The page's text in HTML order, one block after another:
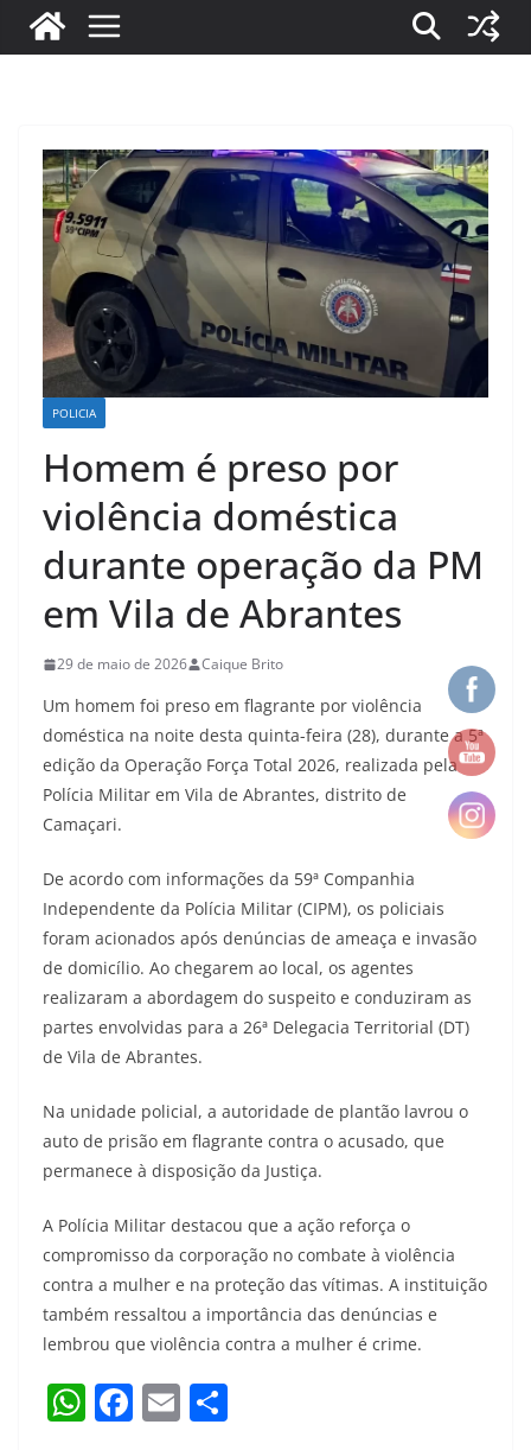
POLICIA
Homem é preso por
violência doméstica
durante operação da PM
em Vila de Abrantes
29 de maio de 2026 Caique Brito
Um homem foi preso em flagrante por violência
doméstica na noite desta quinta-feira (28), durante a 5ª
edição da Operação Força Total 2026, realizada pela
Polícia Militar em Vila de Abrantes, distrito de
Camaçari.
De acordo com informações da 59ª Companhia
Independente da Polícia Militar (CIPM), os policiais
foram acionados após denúncias de ameaça e invasão
de domicílio. Ao chegarem ao local, os agentes
realizaram a abordagem do suspeito e conduziram as
partes envolvidas para a 26ª Delegacia Territorial (DT)
de Vila de Abrantes.
Na unidade policial, a autoridade de plantão lavrou o
auto de prisão em flagrante contra o acusado, que
permanece à disposição da Justiça.
A Polícia Militar destacou que a ação reforça o
compromisso da corporação no combate à violência
contra a mulher e na proteção das vítimas. A instituição
também ressaltou a importância das denúncias e
lembrou que violência contra a mulher é crime.
W F E